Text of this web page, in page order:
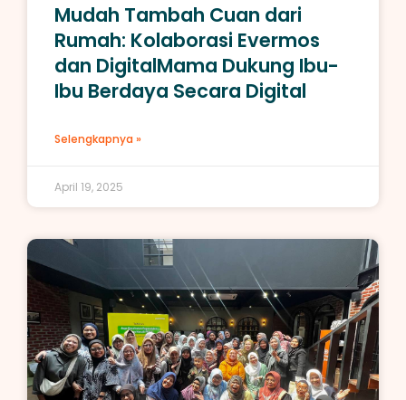
Mudah Tambah Cuan dari
Rumah: Kolaborasi Evermos
dan DigitalMama Dukung Ibu-
Ibu Berdaya Secara Digital
Selengkapnya »
April 19, 2025